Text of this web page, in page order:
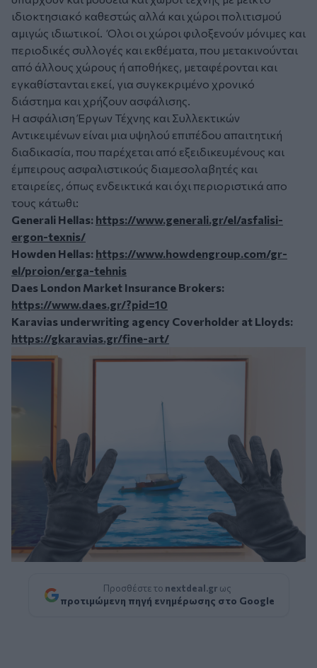
ιδιοκτησιακό καθεστώς αλλά και χώροι πολιτισμού
αμιγώς ιδιωτικοί. Όλοι οι χώροι φιλοξενούν μόνιμες και
περιοδικές συλλογές και εκθέματα, που μετακινούνται
από άλλους χώρους ή αποθήκες, μεταφέρονται και
εγκαθίστανται εκεί, για συγκεκριμένο χρονικό
διάστημα και χρήζουν ασφάλισης.
Η ασφάλιση Έργων Τέχνης και Συλλεκτικών
Αντικειμένων είναι μια υψηλού επιπέδου απαιτητική
διαδικασία, που παρέχεται από εξειδικευμένους και
έμπειρους ασφαλιστικούς διαμεσολαβητές και
εταιρείες, όπως ενδεικτικά και όχι περιοριστικά απο
τους κάτωθι:
Generali Hellas: https://www.generali.gr/el/asfalisi-
ergon-texnis/
Howden Hellas: https://www.howdengroup.com/gr-
el/proion/erga-tehnis
Daes London Market Insurance Brokers:
https://www.daes.gr/?pid=10
Karavias underwriting agency Coverholder at Lloyds:
https://gkaravias.gr/fine-art/
Προσθέστε το nextdeal.gr ως
προτιμώμενη πηγή ενημέρωσης στο Google